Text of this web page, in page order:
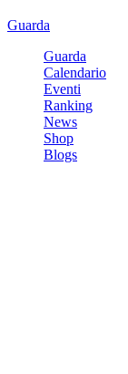
Guarda
Guarda
Calendario
Eventi
Ranking
News
Shop
Blogs